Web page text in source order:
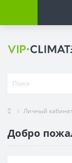
Личный
Добро